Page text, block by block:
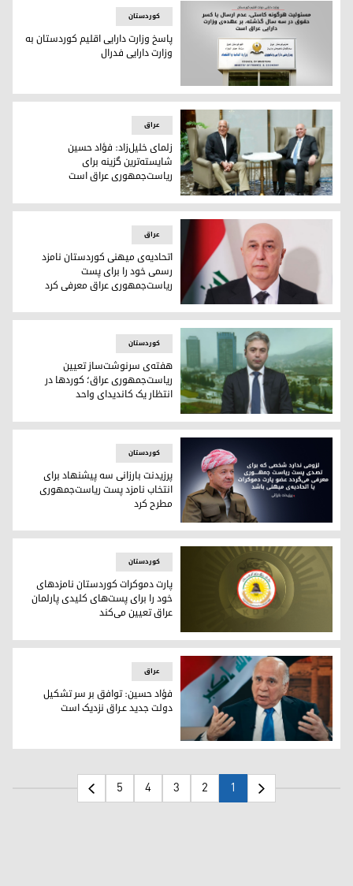
پاسخ وزارت دارایی اقلیم کوردستان به وزارت دارایی فدرال
کوردستان
پاسخ وزارت دارایی اقلیم کوردستان به
وزارت دارایی فدرال
فؤاد حسین و زلمای خلیل‌زاد
عراق
زلمای خلیل‌زاد: فؤاد حسین
شایسته‌ترین گزینه برای
ریاست‌جمهوری عراق است
نزار آمیدی
عراق
اتحادیه‌ی میهنی کوردستان نامزد
رسمی خود را برای پست
ریاست‌جمهوری عراق معرفی کرد
هفته‌ی سرنوشت‌ساز تعیین ریاست‌جمهوری عراق؛ کوردها در
کوردستان
هفته‌ی سرنوشت‌ساز تعیین
ریاست‌جمهوری عراق؛ کوردها در
انتظار یک کاندیدای واحد
پرزیدنت مسعود بارزانی
کوردستان
پرزیدنت بارزانی سه پیشنهاد برای
انتخاب نامزد پست ریاست‌جمهوری
مطرح کرد
پارت دموکرات کوردستان نامزدهای خود را برای پست‌های کلیدی
کوردستان
پارت دموکرات کوردستان نامزدهای
خود را برای پست‌های کلیدی پارلمان
عراق تعیین می‌کند
فؤاد حسین، وزیر امور خارجه‌ی دولت عراق فدرال
عراق
فؤاد حسین: توافق بر سر تشکیل
دولت جدید عـراق نزدیک است
1
2
3
4
5